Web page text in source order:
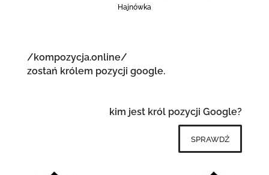
Hajnówka
/kompozycja.online/
zostań królem pozycji google.
kim jest król pozycji Google?
sprawdź